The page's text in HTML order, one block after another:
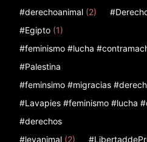
#derechoanimal (2)
#Egipto (1)
#feminismo #lucha
#Palestina
#feminsimo #migracias
#Lavapies #feminismo #lucha
#derechos
#leyanimal (2)